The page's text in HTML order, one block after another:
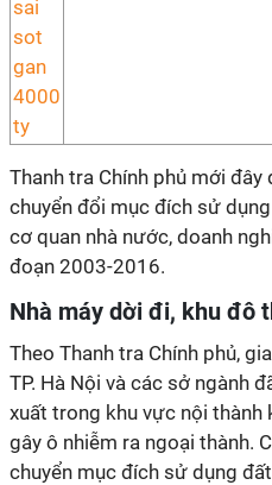
Thanh tra Chính phủ mới
chuyển đổi mục đích sử
cơ quan nhà nước, doanh
đoạn 2003-2016.
Nhà máy dời đi, khu đô
Theo Thanh tra Chính phủ,
TP. Hà Nội và các sở ngành
xuất trong khu vực nội thành
gây ô nhiễm ra ngoại thành.
chuyển mục đích sử dụng